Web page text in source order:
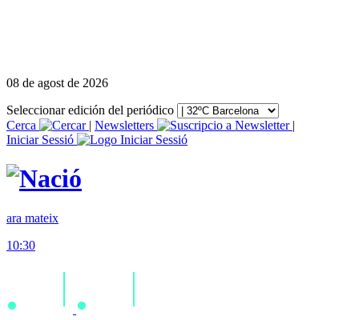
08 de agost de 2026
Seleccionar edición del periódico
Cerca
| Newsletters
|
Iniciar Sessió
ara mateix
10:30